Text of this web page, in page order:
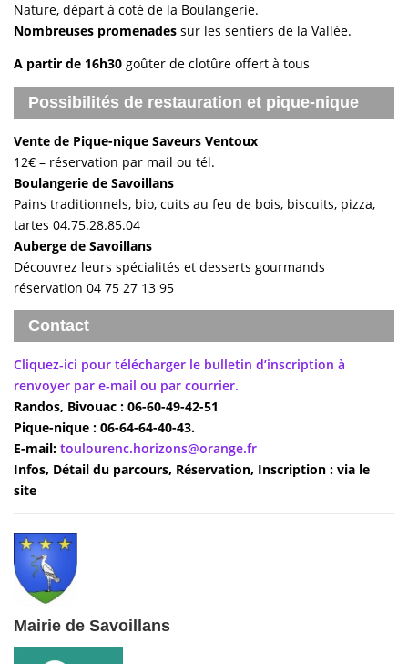
Nature, départ à coté de la Boulangerie.
Nombreuses promenades sur les sentiers de la Vallée.
A partir de 16h30 goûter de clotûre offert à tous
Possibilités de restauration et pique-nique
Vente de Pique-nique Saveurs Ventoux
12€ – réservation par mail ou tél.
Boulangerie de Savoillans
Pains traditionnels, bio, cuits au feu de bois, biscuits, pizza,
tartes 04.75.28.85.04
Auberge de Savoillans
Découvrez leurs spécialités et desserts gourmands
réservation 04 75 27 13 95
Contact
Cliquez-ici pour télécharger le bulletin d’inscription à
renvoyer par e-mail ou par courrier.
Randos, Bivouac : 06-60-49-42-51
Pique-nique : 06-64-64-40-43.
E-mail: toulourenc.horizons@orange.fr
Infos, Détail du parcours, Réservation, Inscription : via le
site
Mairie de Savoillans